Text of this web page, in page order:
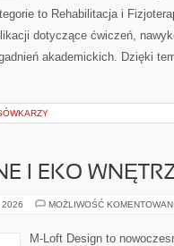
to Rehabilitacja i
dotyczące ćwiczeń,
akademickich. Dzięki
I EKO
2026 MOŻLIWOŚĆ
M-Loft Design to